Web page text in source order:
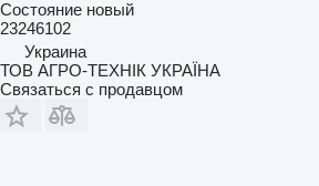
Состояние новый
23246102
Украина
ТОВ АГРО-ТЕХНІК УКРАЇНА
Связаться с продавцом